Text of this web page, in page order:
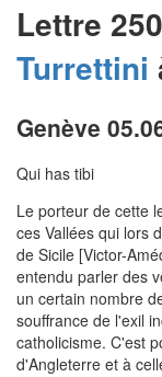
Lettre
Turrettini
Genève
Qui has tibi
Le porteur de cette
ces Vallées qui lors
de Sicile [Victor-
entendu parler des
un certain nombre
souffrance de l'exil
catholicisme. C'est
d'Angleterre et à